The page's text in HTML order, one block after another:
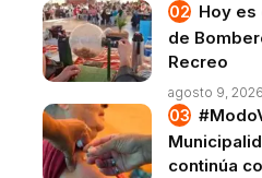
Hoy
de
Recreo
agosto 9, 2026
continúa